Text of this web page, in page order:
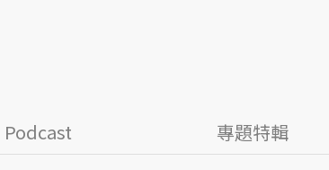
Podcast 專題特輯